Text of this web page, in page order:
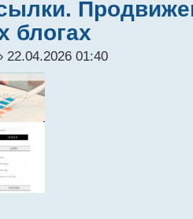
блогах
22.04.2026 01:40